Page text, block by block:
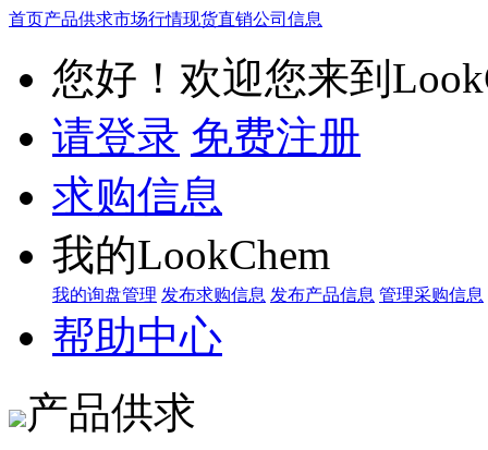
首页产品供求市场行情现货直销公司信息
您好！欢迎您来到
请登录 免费注册
求购信息
我的LookChem
我的询盘管理 发布求购信息 发布产品信息 管理采购信息
帮助中心
产品供求